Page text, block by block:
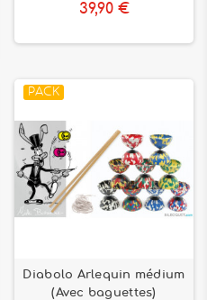
39,90 €
PACK
Diabolo Arlequin médium
(Avec baguettes)